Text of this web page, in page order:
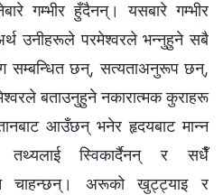
गम्भीर हुँदैनन्। यसबारे गम्भीर
उनीहरूले परमेश्‍वरले भन्नुहुने सबै
सम्बन्धित छन्, सत्यताअनुरूप छन्,
बताउनुहुने नकारात्मक कुराहरू
आउँछन् भनेर हृदयबाट मान्न
स्विकार्दैनन् र सधैँ
चाहन्छन्। अरूको खुट्ट्याइ र